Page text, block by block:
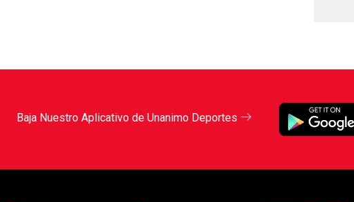
Baja Nuestro Aplicativo de Unanimo Deportes